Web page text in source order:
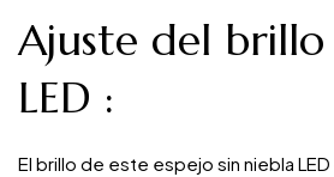
Ajuste del brillo
LED :
El brillo de este espejo sin niebla